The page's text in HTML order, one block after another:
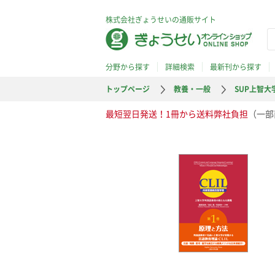
株式会社ぎょうせいの通販サイト
分野から探す 詳細検索
最新刊から探す
トップページ
教養・一般 SUP上智大
最短翌日発送！1冊から送料弊社負担 （一